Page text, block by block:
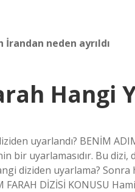
İrandan neden ayrıldı
Hangi
uyarlandı? BENİM
bir uyarlamasıdır. Bu
diziden uyarlama?
FARAH DİZİSİ KONUSU